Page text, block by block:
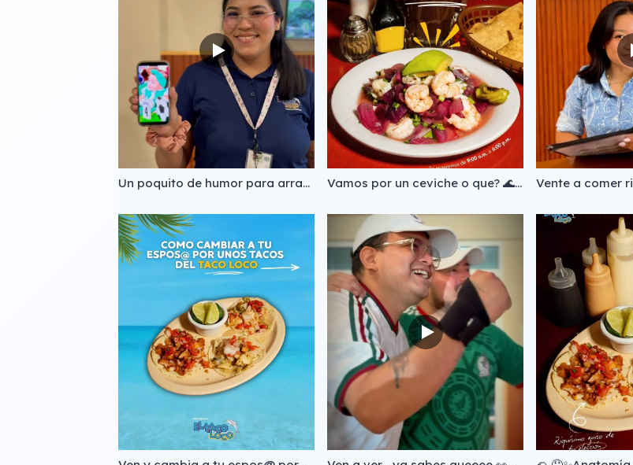
Un poquito de humor para arrancar el fin de semana con la mejor actitud. 😂 ¡Vente a relajar, comer rico y reírte un rato con nosotros! El aire acondicionado ya está al cien y los mariscos frescos como siempre. ❄️🍤 #TacoLoco #Chetumal #Humor #FinDeSemana #LaVidaLaboral MariscosChetumal Vamos por un ceviche o que? 🌊 🦐✨ Visítanos y descubre por qué nuestro ceviche conquista desde el primer bocado y simplemente se antoja una y otra vez.🤤 📲Pedidos al: (983) 832 1213 #tacoloco #cevichelovers #mariscosfrescos #cevichemixto #chetumal